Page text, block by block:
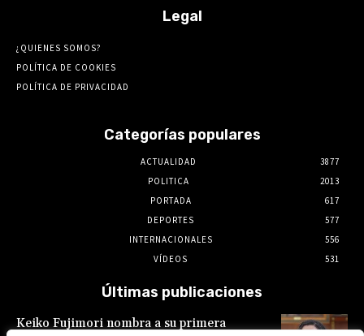
Legal
¿QUIENES SOMOS?
POLÍTICA DE COOKIES
POLÍTICA DE PRIVACIDAD
Categorías populares
ACTUALIDAD
3877
POLITICA
2013
PORTADA
617
DEPORTES
577
INTERNACIONALES
556
VÍDEOS
531
Últimas publicaciones
Keiko Fujimori nombra a su primera